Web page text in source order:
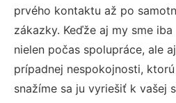
prvého kontaktu až po
zákazky. Keďže aj my sme
nielen počas spolupráce, ale
prípadnej nespokojnosti,
snažíme sa ju vyriešiť k vašej